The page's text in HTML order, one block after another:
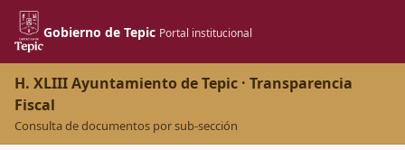
Gobierno de Tepic Portal institucional
H. XLIII Ayuntamiento de Tepic · Transparencia
Fiscal
Consulta de documentos por sub-sección